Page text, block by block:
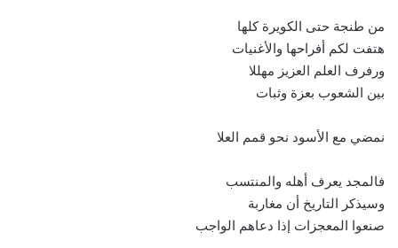
من طنجة حتى الكويرة كلها
هتفت لكم أفراحها والأغنيات
ورفرف العلم العزيز مهللا
بين الشعوب بعزة وثبات
نمضي مع الأسود نحو قمم العلا
فالمجد يعرف أهله والمنتسب
وسيذكر التاريخ أن مغاربة
صنعوا المعجزات إذا دعاهم الواجب